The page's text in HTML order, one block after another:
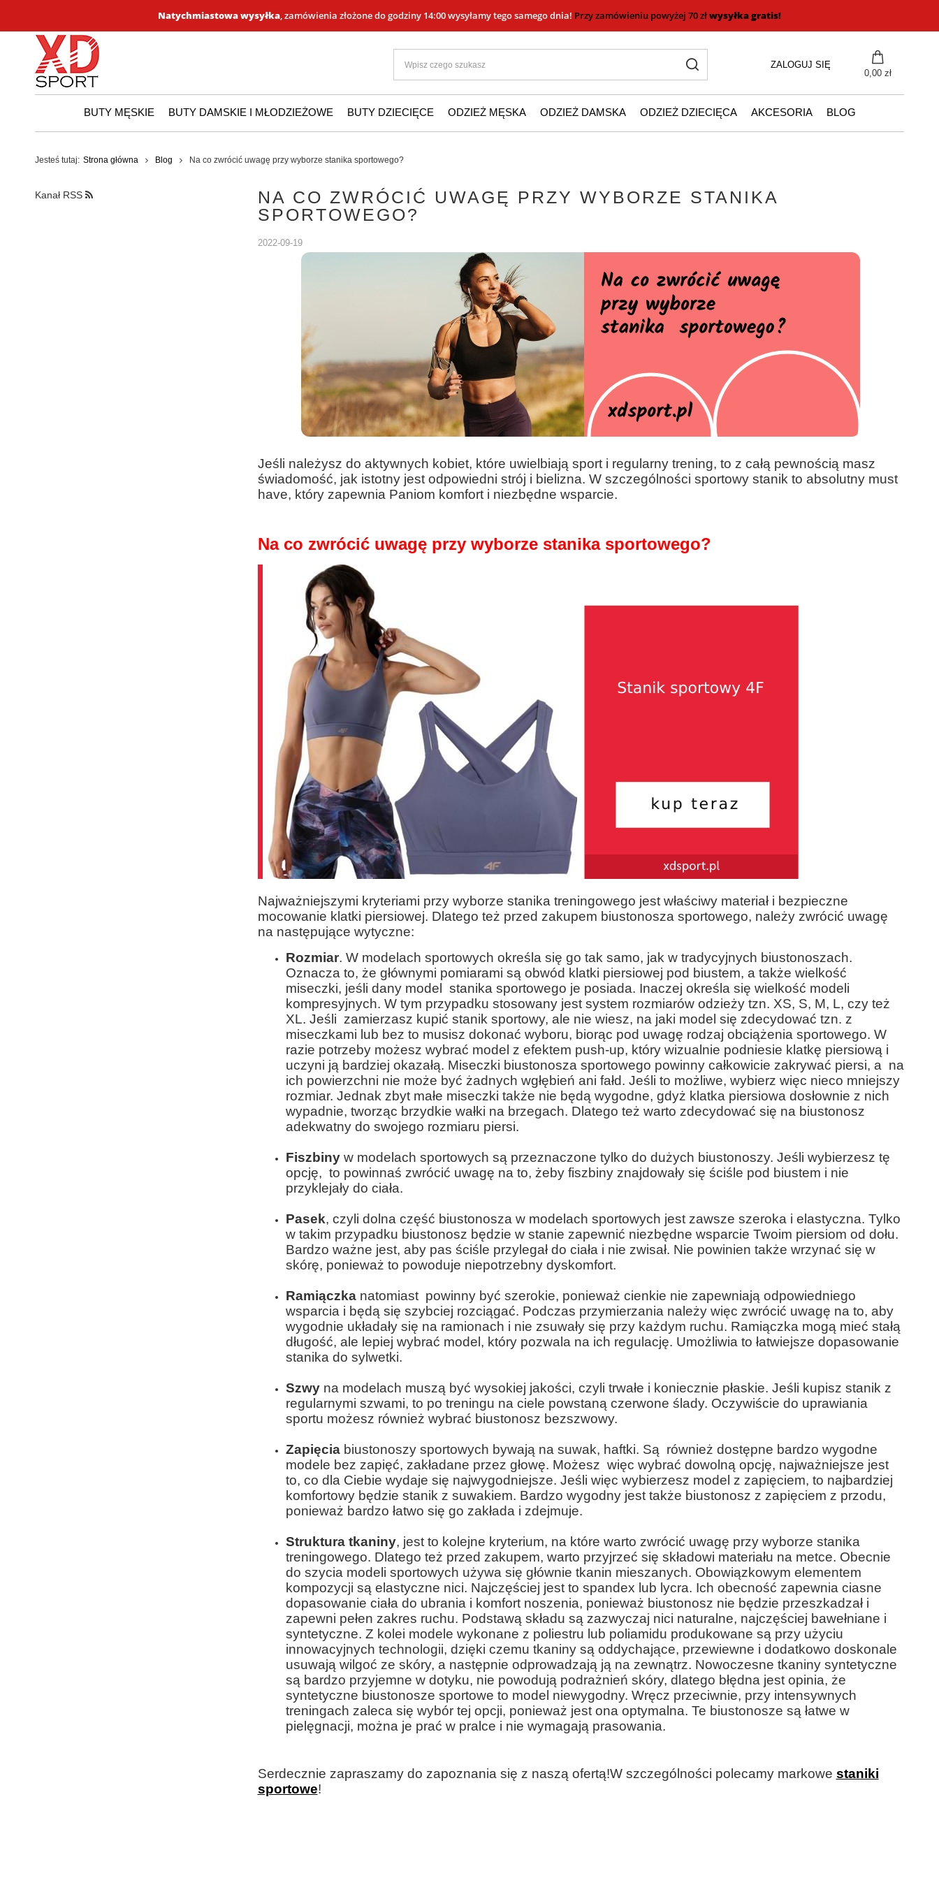
Natychmiastowa wysyłka, zamówienia złożone do godziny 14:00 wysyłamy tego samego dnia! Przy zamówieniu powyżej 70 złwysyłka gratis!
ZALOGUJ SIĘ
0,00 zł
BUTY MĘSKIE BUTY DAMSKIE I MŁODZIEŻOWE BUTY DZIECIĘCE ODZIEŻ MĘSKA ODZIEŻ DAMSKA ODZIEŻ DZIECIĘCA AKCESORIA BLOG
Jesteś tutaj: Strona główna Blog Na co zwrócić uwagę przy wyborze stanika sportowego?
Kanał RSS
NA CO ZWRÓCIĆ UWAGĘ PRZY WYBORZE STANIKA
SPORTOWEGO?
2022-09-19
Jeśli należysz do aktywnych kobiet, które uwielbiają sport i regularny trening, to z całą pewnością masz
świadomość, jak istotny jest odpowiedni strój i bielizna. W szczególności sportowy stanik to absolutny must
have, który zapewnia Paniom komfort i niezbędne wsparcie.
Na co zwrócić uwagę przy wyborze stanika sportowego?
Najważniejszymi kryteriami przy wyborze stanika treningowego jest właściwy materiał i bezpieczne
mocowanie klatki piersiowej. Dlatego też przed zakupem biustonosza sportowego, należy zwrócić uwagę
na następujące wytyczne:
Rozmiar. W modelach sportowych określa się go tak samo, jak w tradycyjnych biustonoszach.
Oznacza to, że głównymi pomiarami są obwód klatki piersiowej pod biustem, a także wielkość
miseczki, jeśli dany model stanika sportowego je posiada. Inaczej określa się wielkość modeli
kompresyjnych. W tym przypadku stosowany jest system rozmiarów odzieży tzn. XS, S, M, L, czy też
XL. Jeśli zamierzasz kupić stanik sportowy, ale nie wiesz, na jaki model się zdecydować tzn. z
miseczkami lub bez to musisz dokonać wyboru, biorąc pod uwagę rodzaj obciążenia sportowego. W
razie potrzeby możesz wybrać model z efektem push-up, który wizualnie podniesie klatkę piersiową i
uczyni ją bardziej okazałą. Miseczki biustonosza sportowego powinny całkowicie zakrywać piersi, a na
ich powierzchni nie może być żadnych wgłębień ani fałd. Jeśli to możliwe, wybierz więc nieco mniejszy
rozmiar. Jednak zbyt małe miseczki także nie będą wygodne, gdyż klatka piersiowa dosłownie z nich
wypadnie, tworząc brzydkie wałki na brzegach. Dlatego też warto zdecydować się na biustonosz
adekwatny do swojego rozmiaru piersi.
Fiszbinyw modelach sportowych są przeznaczone tylko do dużych biustonoszy. Jeśli wybierzesz tę
opcję, to powinnaś zwrócić uwagę na to, żeby fiszbiny znajdowały się ściśle pod biustem i nie
przyklejały do ciała.
Pasek, czyli dolna część biustonosza w modelach sportowych jest zawsze szeroka i elastyczna. Tylko
w takim przypadku biustonosz będzie w stanie zapewnić niezbędne wsparcie Twoim piersiom od dołu.
Bardzo ważne jest, aby pas ściśle przylegał do ciała i nie zwisał. Nie powinien także wrzynać się w
skórę, ponieważ to powoduje niepotrzebny dyskomfort.
Ramiączkanatomiast powinny być szerokie, ponieważ cienkie nie zapewniają odpowiedniego
wsparcia i będą się szybciej rozciągać. Podczas przymierzania należy więc zwrócić uwagę na to, aby
wygodnie układały się na ramionach i nie zsuwały się przy każdym ruchu. Ramiączka mogą mieć stałą
długość, ale lepiej wybrać model, który pozwala na ich regulację. Umożliwia to łatwiejsze dopasowanie
stanika do sylwetki.
Szwy na modelach muszą być wysokiej jakości, czyli trwałe i koniecznie płaskie. Jeśli kupisz stanik z
regularnymi szwami, to po treningu na ciele powstaną czerwone ślady. Oczywiście do uprawiania
sportu możesz również wybrać biustonosz bezszwowy.
Zapięciabiustonoszy sportowych bywają na suwak, haftki. Są również dostępne bardzo wygodne
modele bez zapięć, zakładane przez głowę. Możesz więc wybrać dowolną opcję, najważniejsze jest
to, co dla Ciebie wydaje się najwygodniejsze. Jeśli więc wybierzesz model z zapięciem, to najbardziej
komfortowy będzie stanik z suwakiem. Bardzo wygodny jest także biustonosz z zapięciem z przodu,
ponieważ bardzo łatwo się go zakłada i zdejmuje.
Struktura tkaniny, jest to kolejne kryterium, na które warto zwrócić uwagę przy wyborze stanika
treningowego. Dlatego też przed zakupem, warto przyjrzeć się składowi materiału na metce. Obecnie
do szycia modeli sportowych używa się głównie tkanin mieszanych. Obowiązkowym elementem
kompozycji są elastyczne nici. Najczęściej jest to spandex lub lycra. Ich obecność zapewnia ciasne
dopasowanie ciała do ubrania i komfort noszenia, ponieważ biustonosz nie będzie przeszkadzał i
zapewni pełen zakres ruchu. Podstawą składu są zazwyczaj nici naturalne, najczęściej bawełniane i
syntetyczne. Z kolei modele wykonane z poliestru lub poliamidu produkowane są przy użyciu
innowacyjnych technologii, dzięki czemu tkaniny są oddychające, przewiewne i dodatkowo doskonale
usuwają wilgoć ze skóry, a następnie odprowadzają ją na zewnątrz. Nowoczesne tkaniny syntetyczne
są bardzo przyjemne w dotyku, nie powodują podrażnień skóry, dlatego błędna jest opinia, że ​​
syntetyczne biustonosze sportowe to model niewygodny. Wręcz przeciwnie, przy intensywnych
treningach zaleca się wybór tej opcji, ponieważ jest ona optymalna. Te biustonosze są łatwe w
pielęgnacji, można je prać w pralce i nie wymagają prasowania.
Serdecznie zapraszamy do zapoznania się z naszą ofertą!W szczególności polecamy markowe staniki
sportowe!
ODBIERZ 5% RABATU
Zapisz się do newslettera i zyskaj:
Jednorazowy kod -5% na cały asortyment
Comiesięcznekody rabatowedostępne tylko
dla subskrybentów
ODBIERZ RABAT